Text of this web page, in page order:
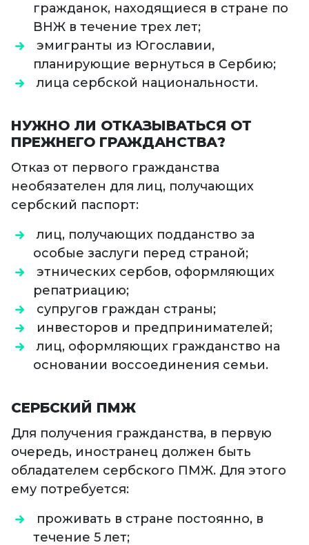
гражданок, находящиеся в стране по
ВНЖ в течение трех лет;
эмигранты из Югославии,
планирующие вернуться в Сербию;
лица сербской национальности.
НУЖНО ЛИ ОТКАЗЫВАТЬСЯ ОТ
ПРЕЖНЕГО ГРАЖДАНСТВА?
Отказ от первого гражданства
необязателен для лиц, получающих
сербский паспорт:
лиц, получающих подданство за
особые заслуги перед страной;
этнических сербов, оформляющих
репатриацию;
супругов граждан страны;
инвесторов и предпринимателей;
лиц, оформляющих гражданство на
основании воссоединения семьи.
СЕРБСКИЙ ПМЖ
Для получения гражданства, в первую
очередь, иностранец должен быть
обладателем сербского ПМЖ. Для этого
ему потребуется:
проживать в стране постоянно, в
течение 5 лет;